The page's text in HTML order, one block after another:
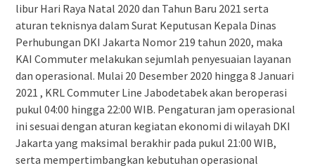
libur Hari Raya Natal 2020 dan Tahun Baru 2021 serta
aturan teknisnya dalam Surat Keputusan Kepala Dinas
Perhubungan DKI Jakarta Nomor 219 tahun 2020, maka
KAI Commuter melakukan sejumlah penyesuaian layanan
dan operasional. Mulai 20 Desember 2020 hingga 8 Januari
2021 , KRL Commuter Line Jabodetabek akan beroperasi
pukul 04:00 hingga 22:00 WIB. Pengaturan jam operasional
ini sesuai dengan aturan kegiatan ekonomi di wilayah DKI
Jakarta yang maksimal berakhir pada pukul 21:00 WIB,
serta mempertimbangkan kebutuhan operasional